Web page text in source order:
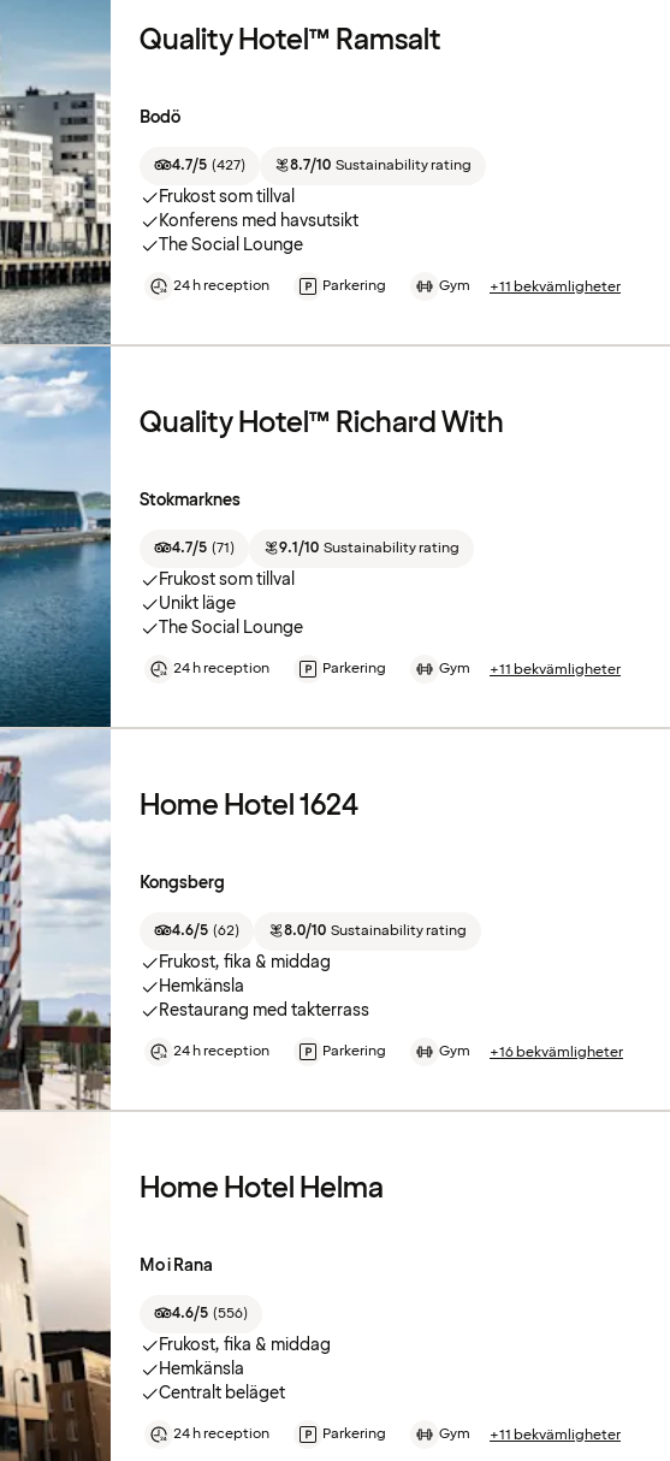
Quality Hotel™ Ramsalt
Bodö
4.7/5 (427) 8.7/10 Sustainability rating
Frukost som tillval
Konferens med havsutsikt
The Social Lounge
24 h reception Parkering Gym +11 bekvämligheter
Quality Hotel™ Richard With
Stokmarknes
4.7/5 (71) 9.1/10 Sustainability rating
Frukost som tillval
Unikt läge
The Social Lounge
24 h reception Parkering Gym +11 bekvämligheter
Home Hotel 1624
Kongsberg
4.6/5 (62) 8.0/10 Sustainability rating
Frukost, fika & middag
Hemkänsla
Restaurang med takterrass
24 h reception Parkering Gym +16 bekvämligheter
Home Hotel Helma
Mo i Rana
4.6/5 (556)
Frukost, fika & middag
Hemkänsla
Centralt beläget
24 h reception Parkering Gym +11 bekvämligheter